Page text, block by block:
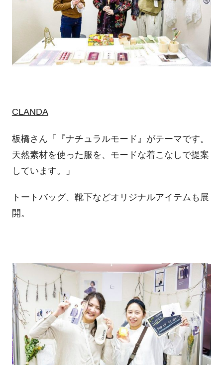
CLANDA
板橋さん「『ナチュラルモード』がテーマです。
天然素材を使った服を、モードな着こなしで提案
しています。」
トートバッグ、靴下などオリジナルアイテムも展
開。